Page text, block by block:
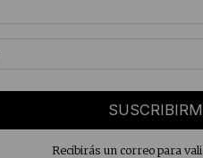
Recibirás un correo para